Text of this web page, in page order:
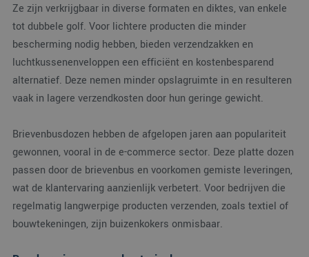
Ze zijn verkrijgbaar in diverse formaten en diktes, van enkele
tot dubbele golf. Voor lichtere producten die minder
bescherming nodig hebben, bieden verzendzakken en
luchtkussenenveloppen een efficiënt en kostenbesparend
alternatief. Deze nemen minder opslagruimte in en resulteren
vaak in lagere verzendkosten door hun geringe gewicht.
Brievenbusdozen hebben de afgelopen jaren aan populariteit
gewonnen, vooral in de e-commerce sector. Deze platte dozen
passen door de brievenbus en voorkomen gemiste leveringen,
wat de klantervaring aanzienlijk verbetert. Voor bedrijven die
regelmatig langwerpige producten verzenden, zoals textiel of
bouwtekeningen, zijn buizenkokers onmisbaar.